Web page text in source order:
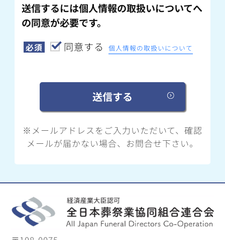
送信するには個人情報の取扱いについてへ
の同意が必要です。
必須 同意する 個人情報の取扱いについて
※メールアドレスをご入力いただいて、確認
メールが届かない場合、お問合せ下さい。